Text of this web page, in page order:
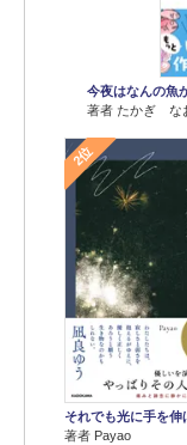
今夜はなんの魚
著者 たかぎ な
2位
それでも光に手を伸
著者 Payao